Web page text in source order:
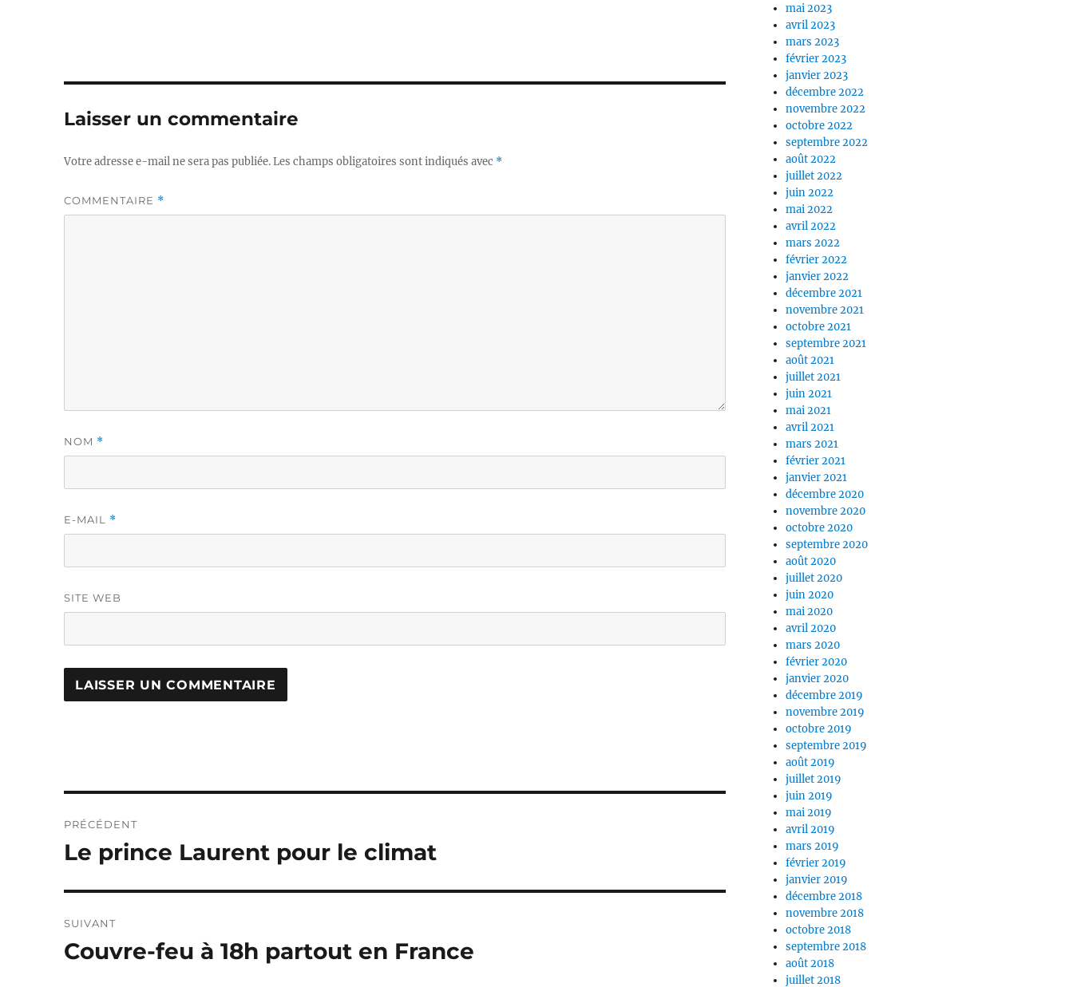
Laisser un commentaire
Votre adresse e-mail ne sera pas publiée.Les champs obligatoires sont indiqués avec *
COMMENTAIRE *
NOM *
E-MAIL *
SITE WEB
de
PRÉCÉDENT
Publication
Le prince Laurent pour le climat
SUIVANT
Publication
Couvre-feu à 18h partout en France
mai 2023
avril 2023
mars 2023
février 2023
janvier 2023
décembre 2022
novembre 2022
octobre 2022
septembre 2022
août 2022
juillet 2022
juin 2022
mai 2022
avril 2022
mars 2022
février 2022
janvier 2022
décembre 2021
novembre 2021
octobre 2021
septembre 2021
août 2021
juillet 2021
juin 2021
mai 2021
avril 2021
mars 2021
février 2021
janvier 2021
décembre 2020
novembre 2020
octobre 2020
septembre 2020
août 2020
juillet 2020
juin 2020
mai 2020
avril 2020
mars 2020
février 2020
janvier 2020
décembre 2019
novembre 2019
octobre 2019
septembre 2019
août 2019
juillet 2019
juin 2019
mai 2019
avril 2019
mars 2019
février 2019
janvier 2019
décembre 2018
novembre 2018
octobre 2018
septembre 2018
août 2018
juillet 2018